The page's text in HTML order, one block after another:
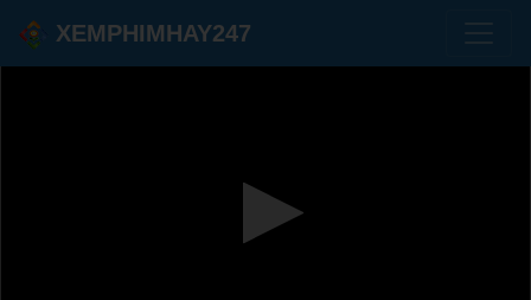
XEMPHIMHAY247